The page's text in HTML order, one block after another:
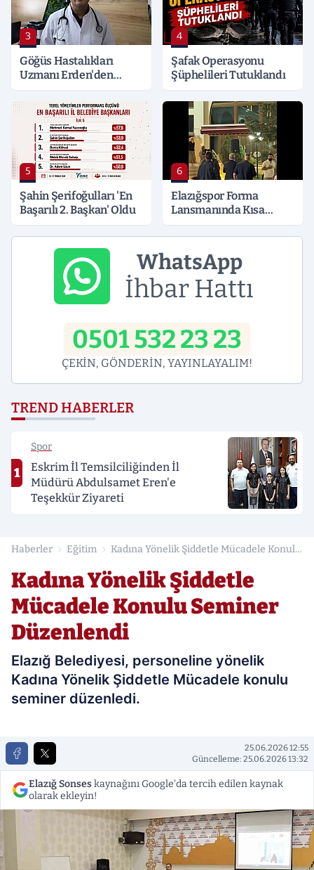
3
Göğüs Hastalıkları
Uzmanı Erden'den
4
Şafak Operasyonu
Şüphelileri Tutuklandı
5
Şahin Şerifoğulları 'En
Başarılı 2. Başkan' Oldu
6
Elazığspor Forma
Lansmanında Kısa
WhatsApp
İhbar Hattı
0501 532 23 23
ÇEKİN, GÖNDERİN, YAYINLAYALIM!
TREND HABERLER
1
Spor
Eskrim İl Temsilciliğinden İl
Müdürü Abdulsamet Eren'e
Teşekkür Ziyareti
Haberler Eğitim
Kadına Yönelik Şiddetle Mücadele Konulu
Kadına Yönelik Şiddetle
Mücadele Konulu Seminer
Düzenlendi
Elazığ Belediyesi, personeline yönelik
Kadına Yönelik Şiddetle Mücadele konulu
seminer düzenledi.
25.06.2026 12:55
Güncelleme: 25.06.2026 13:32
Elazığ Sonseskaynağını Google'da tercih edilen kaynak
olarak ekleyin!